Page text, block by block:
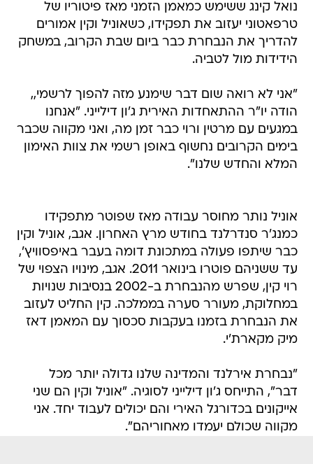
נואל קינג ששימש כמאמן הזמני מאז פיטוריו של
טרפאטוני יעזוב את תפקידו, כשאוניל וקין אמורים
להדריך את הנבחרת כבר ביום שבת הקרוב, במשחק
הידידות מול לטביה.
"אני לא רואה שום דבר שימנע מזה להפוך לרשמי,,
הודה יו"ר ההתאחדות האירית ג'ון דילייני. "אנחנו
במגעים עם מרטין ורוי כבר זמן מה, ואני מקווה שכבר
בימים הקרובים נחשוף באופן רשמי את צוות האימון
המלא והחדש שלנו".
אוניל נותר מחוסר עבודה מאז שפוטר מתפקידו
כמנג'ר סנדרלנד בחודש מרץ האחרון. אגב, אוניל וקין
כבר שיתפו פעולה במתכונת דומה בעבר באיפסוויץ',
עד ששניהם פוטרו בינואר 2011. אגב, מינויו הצפוי של
רוי קין, שפרש מהנבחרת ב-2002 בנסיבות שנויות
במחלוקת, מעורר סערה בממלכה. קין החליט לעזוב
את הנבחרת בזמנו בעקבות סכסוך עם המאמן דאז
מיק מקארת'י.
"נבחרת אירלנד והמדינה שלנו גדולה יותר מכל
דבר", התייחס ג'ון דילייני לסוגיה. "אוניל וקין הם שני
אייקונים בכדורגל האירי והם יכולים לעבוד יחד. אני
מקווה שכולם יעמדו מאחוריהם".